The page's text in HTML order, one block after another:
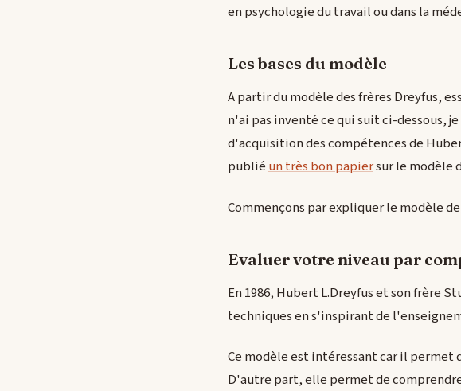
en psychologie du travail ou dans la
Les bases du modèle
A partir du modèle des frères Dreyfus,
n'ai pas inventé ce qui suit ci-dessous,
d'acquisition des compétences de
publiéun très bon papiersur le modèle
Commençons par expliquer le modèle
Evaluer votre niveau par
En 1986, Hubert L.Dreyfus et son frère
techniques en s'inspirant de
Ce modèle est intéressant car il permet
D'autre part, elle permet de